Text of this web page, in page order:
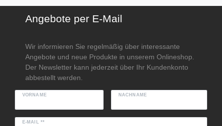
Angebote per E-Mail
Wir informieren Sie regelmäßig über interessante
Angebote und neue Produkte in unserem Onlineshop.
Der Newsletter kann jederzeit über Ihr Kundenkonto
abbestellt werden.
VORNAME NACHNAME
E-MAIL **